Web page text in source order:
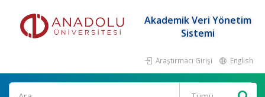
Akademik Veri Yönetim
Sistemi
Araştırmacı Girişi English
Ara